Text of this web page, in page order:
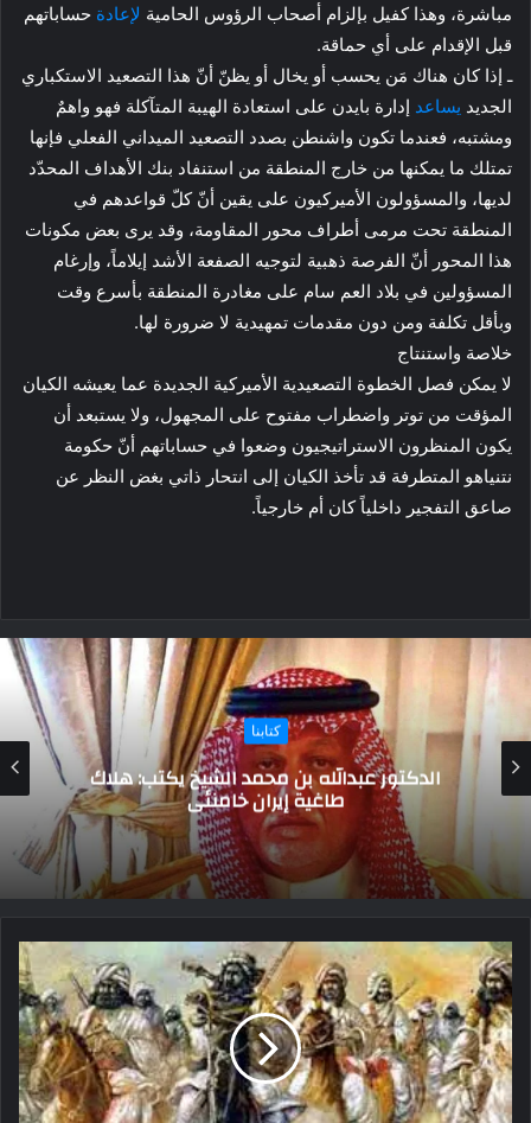
مباشرة، وهذا كفيل بإلزام أصحاب الرؤوس الحامية لإعادة حساباتهم
قبل الإقدام على أي حماقة.
ـ إذا كان هناك مَن يحسب أو يخال أو يظنّ أنّ هذا التصعيد الاستكباري
الجديد يساعد إدارة بايدن على استعادة الهيبة المتآكلة فهو واهمٌ
ومشتبه، فعندما تكون واشنطن بصدد التصعيد الميداني الفعلي فإنها
تمتلك ما يمكنها من خارج المنطقة من استنفاد بنك الأهداف المحدّد
لديها، والمسؤولون الأميركيون على يقين أنّ كلّ قواعدهم في
المنطقة تحت مرمى أطراف محور المقاومة، وقد يرى بعض مكونات
هذا المحور أنّ الفرصة ذهبية لتوجيه الصفعة الأشد إيلاماً، وإرغام
المسؤولين في بلاد العم سام على مغادرة المنطقة بأسرع وقت
وبأقل تكلفة ومن دون مقدمات تمهيدية لا ضرورة لها.
خلاصة واستنتاج
لا يمكن فصل الخطوة التصعيدية الأميركية الجديدة عما يعيشه الكيان
المؤقت من توتر واضطراب مفتوح على المجهول، ولا يستبعد أن
يكون المنظرون الاستراتيجيون وضعوا في حساباتهم أنّ حكومة
نتنياهو المتطرفة قد تأخذ الكيان إلى انتحار ذاتي بغض النظر عن
صاعق التفجير داخلياً كان أم خارجياً.
كتابنا
الدكتور عبدالله بن محمد الشيخ يكتب: هلاك
طاغية إيران خامنئي